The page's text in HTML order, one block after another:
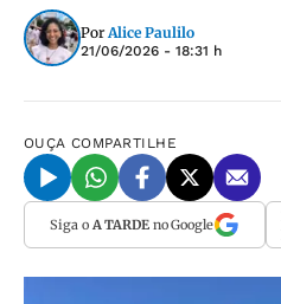
Por Alice Paulilo
21/06/2026 - 18:31 h
OUÇA COMPARTILHE
Siga o A TARDEno Google